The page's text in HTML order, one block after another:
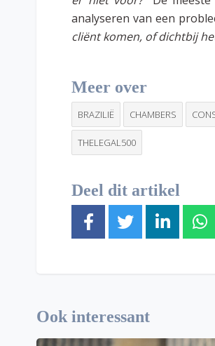
analyseren van een
cliënt komen, of dichtbij
Meer over
BRAZILIË CHAMBERS
THELEGAL500
Deel dit artikel
Ook interessant